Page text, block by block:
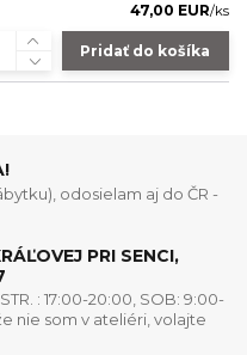
47,00 EUR/ks
Pridať do košíka
odosielam aj do ČR -
PRI SENCI,
: 17:00-20:00, SOB: 9:00-
nie som v ateliéri, volajte